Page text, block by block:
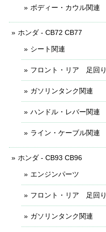
ボディー・カウル関連
ホンダ - CB72 CB77
シート関連
フロント・リア 足回り
ガソリンタンク関連
ハンドル・レバー関連
ライン・ケーブル関連
ホンダ - CB93 CB96
エンジンパーツ
フロント・リア 足回り
ガソリンタンク関連